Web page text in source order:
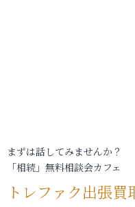
まずは話してみませんか？
「相続」無料相談会カフェ
トレファク出張買